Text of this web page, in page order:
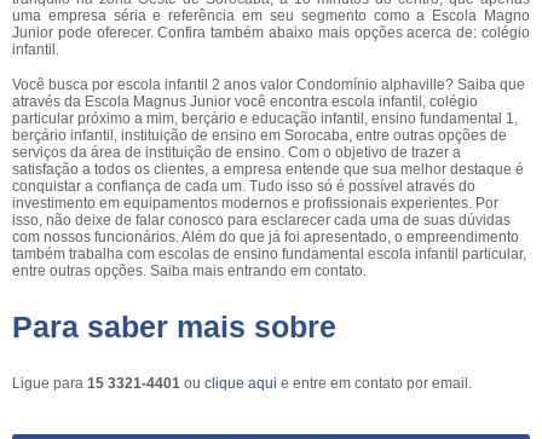
uma empresa séria e referência em seu segmento como a Escola Magno
Junior pode oferecer. Confira também abaixo mais opções acerca de: colégio
infantil.
Você busca por escola infantil 2 anos valor Condomínio alphaville? Saiba que
através da Escola Magnus Junior você encontra escola infantil, colégio
particular próximo a mim, berçário e educação infantil, ensino fundamental 1,
berçário infantil, instituição de ensino em Sorocaba, entre outras opções de
serviços da área de instituição de ensino. Com o objetivo de trazer a
satisfação a todos os clientes, a empresa entende que sua melhor destaque é
conquistar a confiança de cada um. Tudo isso só é possível através do
investimento em equipamentos modernos e profissionais experientes. Por
isso, não deixe de falar conosco para esclarecer cada uma de suas dúvidas
com nossos funcionários. Além do que já foi apresentado, o empreendimento
também trabalha com escolas de ensino fundamental escola infantil particular,
entre outras opções. Saiba mais entrando em contato.
Para saber mais sobre
Ligue para 15 3321-4401 ou clique aqui e entre em contato por email.